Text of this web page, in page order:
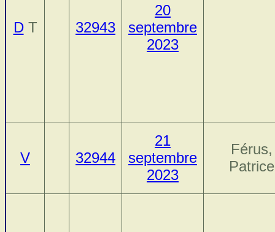
DT 32943
20
septembre
2023
V 32944
21
septembre
2023
Férus,
Patrice